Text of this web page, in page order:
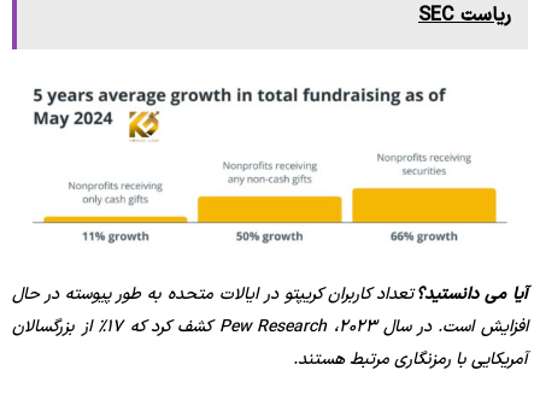
ریاست SEC
آیا می دانستید؟تعداد کاربران کریپتو در ایالات متحده به طور پیوسته در حال
افزایش است. در سال 2023، Pew Research کشف کرد که 17٪ از بزرگسالان
آمریکایی با رمزنگاری مرتبط هستند.